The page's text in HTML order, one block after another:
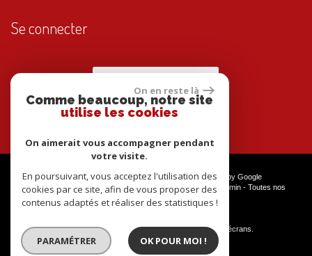
Se connecter
Espace propriétaires
© 2026 | Tous droits réservés | Traduction powered by Google
Plan du site- Mentions légales- Nos honoraires-Liens- Admin- Toutes nos
annonces
un seul site adaptable à tous les types d'écrans.
On en reste là
Comme beaucoup, notre site
utilise les cookies
On aimerait vous accompagner pendant
votre visite.
En poursuivant, vous acceptez l'utilisation des
cookies par ce site, afin de vous proposer des
contenus adaptés et réaliser des statistiques !
PARAMÉTRER OK POUR MOI !